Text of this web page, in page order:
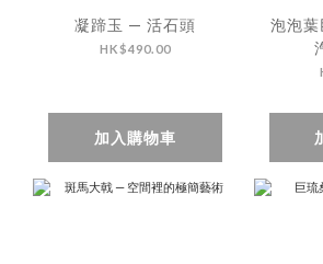
凝蹄玉 — 活石頭
HK$490.00
加入購物車
泡泡